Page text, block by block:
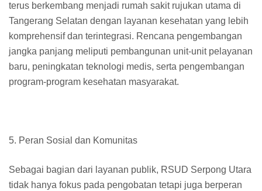
terus berkembang menjadi rumah sakit rujukan utama di
Tangerang Selatan dengan layanan kesehatan yang lebih
komprehensif dan terintegrasi. Rencana pengembangan
jangka panjang meliputi pembangunan unit-unit pelayanan
baru, peningkatan teknologi medis, serta pengembangan
program-program kesehatan masyarakat.
5. Peran Sosial dan Komunitas
Sebagai bagian dari layanan publik, RSUD Serpong Utara
tidak hanya fokus pada pengobatan tetapi juga berperan